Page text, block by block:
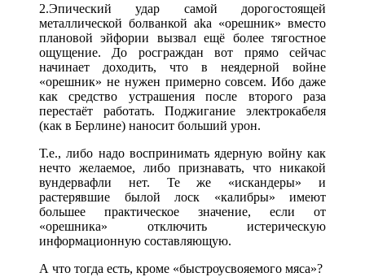
2.Эпический удар самой дорогостоящей
металлической болванкой aka «орешник» вместо
плановой эйфории вызвал ещё более тягостное
ощущение. До росграждан вот прямо сейчас
начинает доходить, что в неядерной войне
«орешник» не нужен примерно совсем. Ибо даже
как средство устрашения после второго раза
перестаёт работать. Поджигание электрокабеля
(как в Берлине) наносит больший урон.
Т.е., либо надо воспринимать ядерную войну как
нечто желаемое, либо признавать, что никакой
вундервафли нет. Те же «искандеры» и
растерявшие былой лоск «калибры» имеют
большее практическое значение, если от
«орешника» отключить истерическую
информационную составляющую.
А что тогда есть, кроме «быстроусвояемого мяса»?